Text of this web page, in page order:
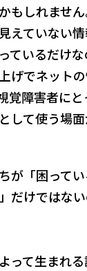
もしれませ
えていない
ているだけな
げでネット
覚障害者にと
して使う場
が「困って
だけではな
って生まれ